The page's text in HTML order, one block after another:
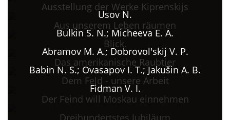
Ausstellung der Werke Kiprenskijs
Usov N.
Aus unserem Leben räumen
Bulkin S. N.; Micheeva E. A.
Blick.
Abramov M. A.; Dobrovol'skij V. P.
Das amerikanische Raubtier
Babin N. S.; Ovasapov I. T.; Jakušin A. B.
Dem Feld - unsere Arbeit
Fidman V. I.
Der Feind will Moskau einnehmen
Dreihundertstes Jubiläum